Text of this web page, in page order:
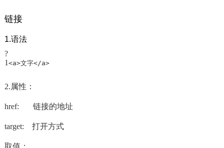
链接
1.语法
?
1 <a>文字</a>
2.属性：
href: 链接的地址
target: 打开方式